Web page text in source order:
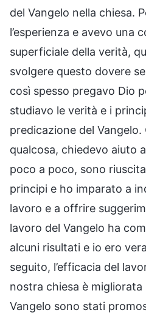
del Vangelo nella chiesa.
l’esperienza e avevo una
superficiale della verità,
svolgere questo dovere
così spesso pregavo Dio
studiavo le verità e i
predicazione del
qualcosa, chiedevo aiuto
poco a poco, sono
principi e ho imparato a
lavoro e a offrire
lavoro del Vangelo ha
alcuni risultati e io ero
seguito, l’efficacia del
nostra chiesa è
Vangelo sono stati